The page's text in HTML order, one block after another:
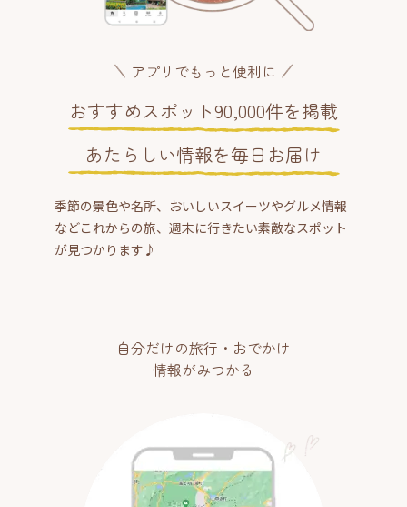
アプリでもっと便利に
おすすめスポット90,000件を掲載
あたらしい情報を毎日お届け
季節の景色や名所、おいしいスイーツやグルメ情報
などこれからの旅、週末に行きたい素敵なスポット
が見つかります♪
自分だけの旅行・おでかけ
情報がみつかる